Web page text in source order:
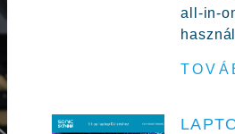
all-in-